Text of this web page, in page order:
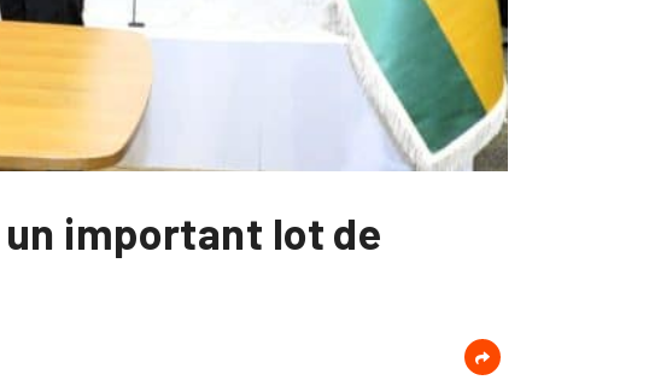
important lot de